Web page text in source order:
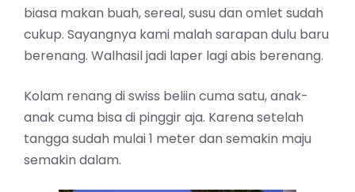
biasa makan buah, sereal, susu dan omlet sudah
cukup. Sayangnya kami malah sarapan dulu baru
berenang. Walhasil jadi laper lagi abis berenang.
Kolam renang di swiss beliin cuma satu, anak-
anak cuma bisa di pinggir aja. Karena setelah
tangga sudah mulai 1 meter dan semakin maju
semakin dalam.